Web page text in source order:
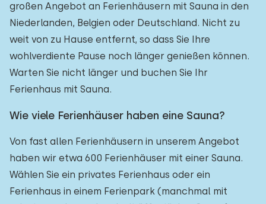
großen Angebot an Ferienhäusern mit Sauna in den
Niederlanden, Belgien oder Deutschland. Nicht zu
weit von zu Hause entfernt, so dass Sie Ihre
wohlverdiente Pause noch länger genießen können.
Warten Sie nicht länger und buchen Sie Ihr
Ferienhaus mit Sauna.
Wie viele Ferienhäuser haben eine Sauna?
Von fast allen Ferienhäusern in unserem Angebot
haben wir etwa 600 Ferienhäuser mit einer Sauna.
Wählen Sie ein privates Ferienhaus oder ein
Ferienhaus in einem Ferienpark (manchmal mit